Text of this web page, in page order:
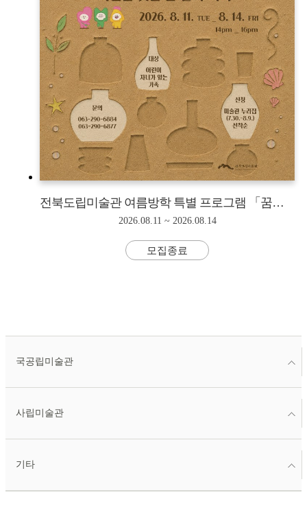
전북도립미술관 여름방학 특별 프로그램 「꿈틀꿈틀 미술관」
2026.08.11 ~ 2026.08.14
모집종료
국공립미술관
사립미술관
기타